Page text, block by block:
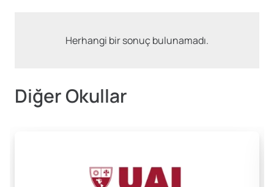
Herhangi bir sonuç bulunamadı.
Diğer Okullar